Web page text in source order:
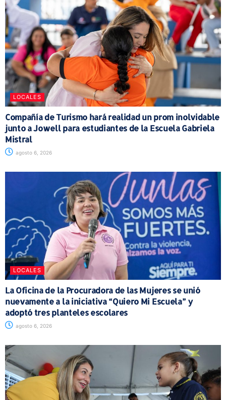
LOCALES
Compañía de Turismo hará realidad un prom inolvidable
junto a Jowell para estudiantes de la Escuela Gabriela
Mistral
agosto 6, 2026
LOCALES
La Oficina de la Procuradora de las Mujeres se unió
nuevamente a la iniciativa “Quiero Mi Escuela” y
adoptó tres planteles escolares
agosto 6, 2026